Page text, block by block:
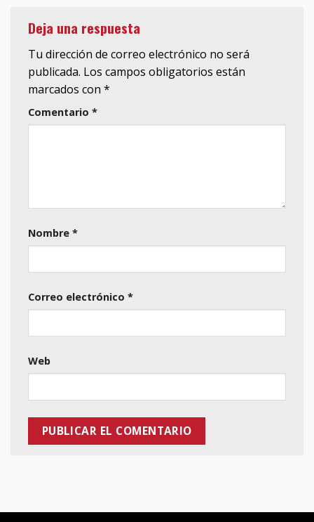
Deja una respuesta
Tu dirección de correo electrónico no será
publicada. Los campos obligatorios están
marcados con *
Comentario *
Nombre *
Correo electrónico *
Web